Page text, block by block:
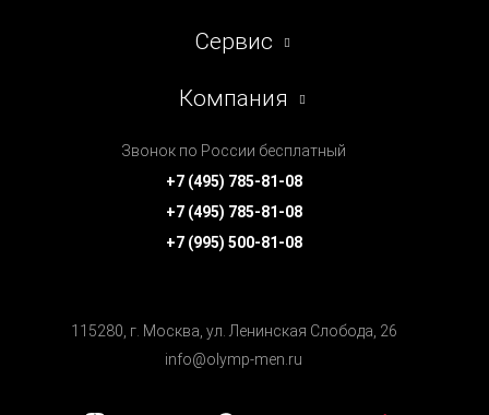
Сервис
Компания
Звонок по России бесплатный
+7 (495) 785-81-08
+7 (495) 785-81-08
+7 (995) 500-81-08
115280, г. Москва, ул. Ленинская Cлобода, 26
info@olymp-men.ru